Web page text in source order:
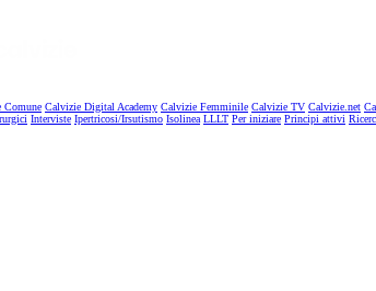
Comune Calvizie Digital Academy Calvizie Femminile Calvizie TV Calvizie.net
Interviste Ipertricosi/Irsutismo Isolinea LLLT Per iniziare Principi attivi